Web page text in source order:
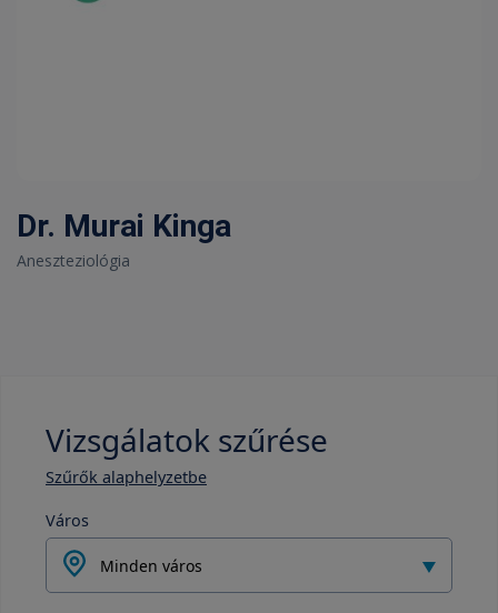
Dr. Murai Kinga
Aneszteziológia
Vizsgálatok szűrése
Szűrők alaphelyzetbe
Város
Minden város